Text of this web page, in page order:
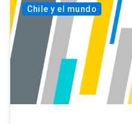
Chile y el mundo